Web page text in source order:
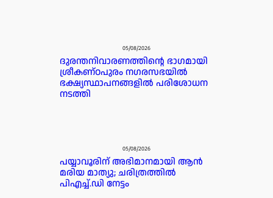
05/08/2026
ദുരന്തനിവാരണത്തിന്റെ ഭാഗമായി
ശ്രീകണ്ഠപുരം നഗരസഭയിൽ
ഭക്ഷ്യസ്ഥാപനങ്ങളിൽ പരിശോധന
നടത്തി
05/08/2026
പയ്യാവൂരിന് അഭിമാനമായി ആൻ
മരിയ മാത്യു; ചരിത്രത്തിൽ
പിഎച്ച്.ഡി നേട്ടം